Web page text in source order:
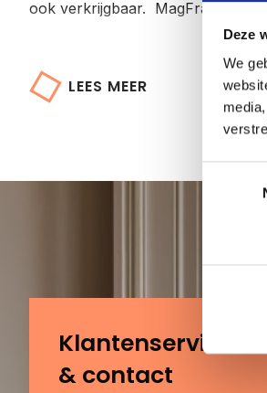
Deze
We
ook verkrijgbaar. MagFrame-
LEES MEER
Klantenservice
& contact